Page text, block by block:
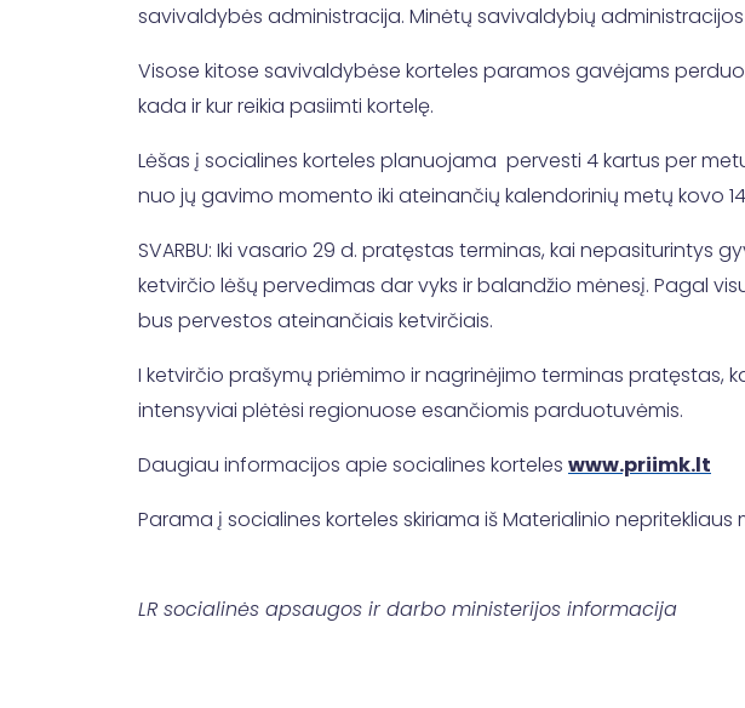
savivaldybės administracija. Minėtų savivaldybių
Visose kitose savivaldybėse korteles paramos gavėjams
kada ir kur reikia pasiimti kortelę.
Lėšas į socialines korteles planuojama pervesti 4 kartus per
nuo jų gavimo momento iki ateinančių kalendorinių metų kovo
SVARBU: Iki vasario 29 d. pratęstas terminas, kai
ketvirčio lėšų pervedimas dar vyks ir balandžio mėnesį. Pagal
bus pervestos ateinančiais ketvirčiais.
I ketvirčio prašymų priėmimo ir nagrinėjimo terminas pratęstas,
intensyviai plėtėsi regionuose esančiomis parduotuvėmis.
Daugiau informacijos apie socialines korteles www.priimk.lt
Parama į socialines korteles skiriama iš Materialinio
LR socialinės apsaugos ir darbo ministerijos informacija